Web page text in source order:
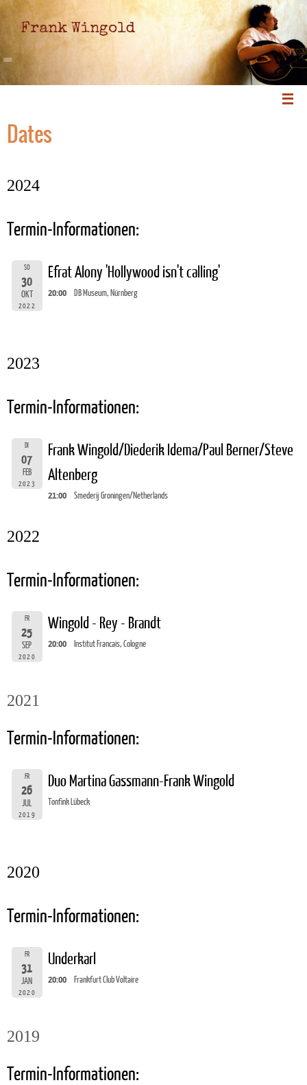
Frank Wingold
Dates
2024
Termin-Informationen:
SO
30
OKT
2022
Efrat Alony 'Hollywood isn't calling'
20:00 DB Museum, Nürnberg
2023
Termin-Informationen:
DI
07
FEB
2023
Frank Wingold/Diederik Idema/Paul Berner/Steve
Altenberg
21:00 Smederij Groningen/Netherlands
2022
Termin-Informationen:
FR
25
SEP
2020
Wingold - Rey - Brandt
20:00 Institut Francais, Cologne
2021
Termin-Informationen:
FR
26
JUL
2019
Duo Martina Gassmann-Frank Wingold
Tonfink Lübeck
2020
Termin-Informationen:
FR
31
JAN
2020
Underkarl
20:00 Frankfurt Club Voltaire
2019
Termin-Informationen: